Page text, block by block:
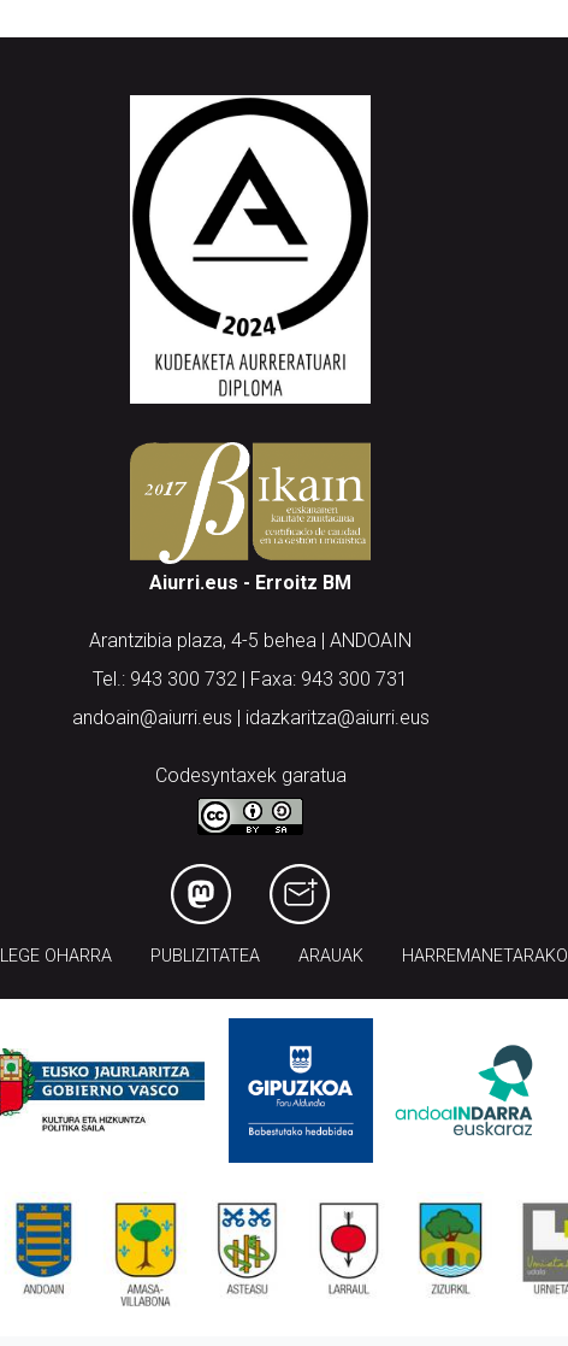
Aiurri.eus - Erroitz BM
Arantzibia plaza, 4-5 behea | ANDOAIN
Tel.: 943 300 732 | Faxa: 943 300 731
andoain@aiurri.eus | idazkaritza@aiurri.eus
Codesyntaxek garatua
LEGE OHARRA PUBLIZITATEA ARAUAK HARREMANETARAKO